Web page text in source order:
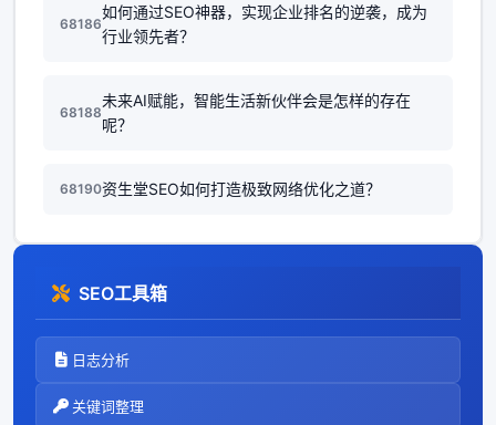
68186
如何通过SEO神器，实现企业排名的逆袭，成为
行业领先者？
68188
未来AI赋能，智能生活新伙伴会是怎样的存在
呢？
68190资生堂SEO如何打造极致网络优化之道？
SEO工具箱
日志分析
关键词整理